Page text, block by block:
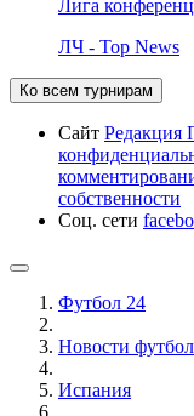
Лига
ЛЧ - Top News
Ко всем турнирам
Сайт Редакция
собственности
Соц. сети
Футбол 24
Новости
Испания